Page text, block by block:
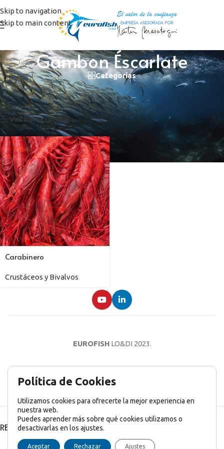
Skip to navigation
Skip to main content
Gambon Éscarlate
Categorías
Inicio/Productos etiquetados “Gambon Éscarlate”
Mostrando el único resultado
Ver barra lateral
Carabinero
Crustáceos y Bivalvos
EUROFISHLO&DI 2023.
AVISO LEGAL POLÍTICA DE PRIVACIDAD
RECENT POSTS
Política de Cookies
Utilizamos cookies para ofrecerte la mejor experiencia en
nuestra web.
Puedes aprender más sobre qué cookies utilizamos o
desactivarlas en los ajustes.
Aceptar Rechazar Ajustes
English Inglés) Français(Francés